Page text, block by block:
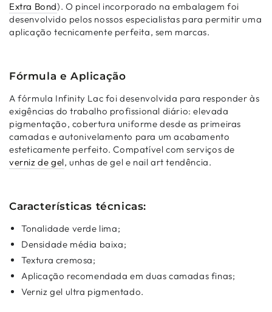
Extra Bond). O pincel incorporado na embalagem foi
desenvolvido pelos nossos especialistas para permitir uma
aplicação tecnicamente perfeita, sem marcas.
Fórmula e Aplicação
A fórmula Infinity Lac foi desenvolvida para responder às
exigências do trabalho profissional diário: elevada
pigmentação, cobertura uniforme desde as primeiras
camadas e autonivelamento para um acabamento
esteticamente perfeito. Compatível com serviços de
verniz de gel, unhas de gel e nail art tendência.
Características técnicas:
Tonalidade verde lima;
Densidade média baixa;
Textura cremosa;
Aplicação recomendada em duas camadas finas;
Verniz gel ultra pigmentado.